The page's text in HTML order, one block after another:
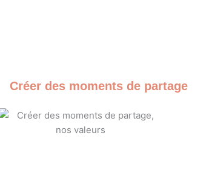
Créer des moments de partage